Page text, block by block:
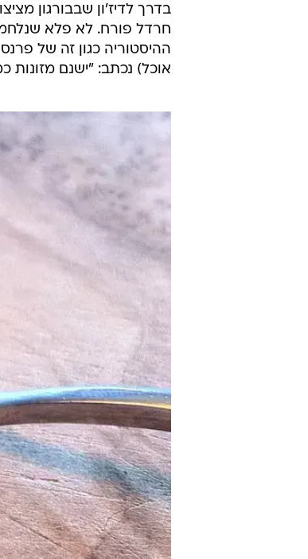
בדרך לדיז'ון שבבורגון
חרדל פורח. לא פלא
אוכל) נכתב: "ישנם מזונות